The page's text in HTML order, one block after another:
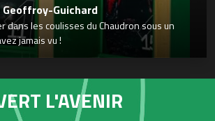
Guichard
dans les coulisses du Chaudron sous un
jamais vu !
L'AVENIR